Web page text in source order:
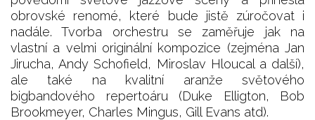
obrovské renomé, které bude jistě zúročovat i
nadále. Tvorba orchestru se zaměřuje jak na
vlastní a velmi originální kompozice (zejména Jan
Jirucha, Andy Schofield, Miroslav Hloucal a další),
ale také na kvalitní aranže světového
bigbandového repertoáru (Duke Elligton, Bob
Brookmeyer, Charles Mingus, Gill Evans atd).